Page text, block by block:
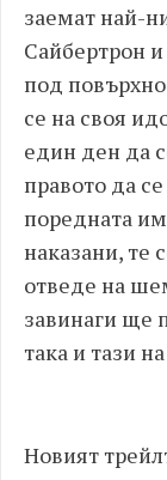
заемат най-
Сайбертрон
под
се на своя
един ден да
правото да
поредната
наказани, те
отведе на
завинаги ще
така и тази
Новият